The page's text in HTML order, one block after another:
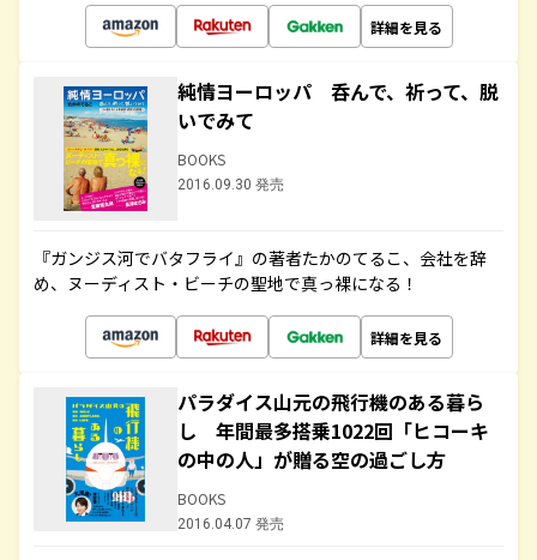
詳細を見る
純情ヨーロッパ 呑んで、祈って、脱
いでみて
BOOKS
2016.09.30 発売
『ガンジス河でバタフライ』の著者たかのてるこ、会社を辞
め、ヌーディスト・ビーチの聖地で真っ裸になる！
詳細を見る
パラダイス山元の飛行機のある暮ら
し 年間最多搭乗1022回「ヒコーキ
の中の人」が贈る空の過ごし方
BOOKS
2016.04.07 発売